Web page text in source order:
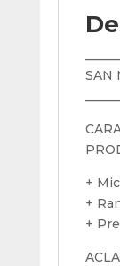
SAN
+
+
+